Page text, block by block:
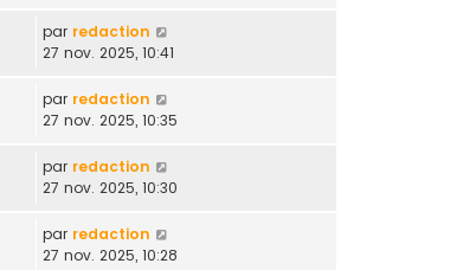
par redaction
27 nov. 2025, 10:41
par redaction
27 nov. 2025, 10:35
par redaction
27 nov. 2025, 10:30
par redaction
27 nov. 2025, 10:28